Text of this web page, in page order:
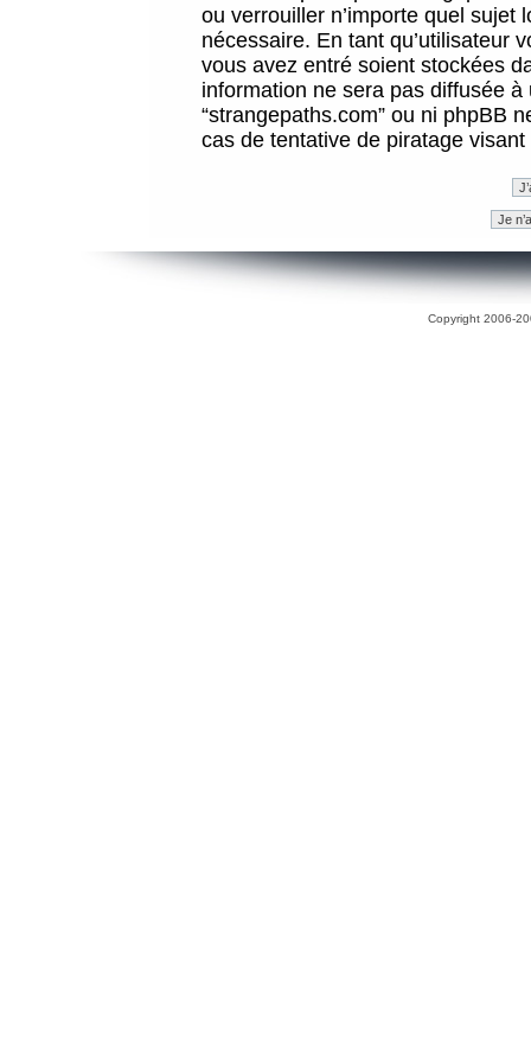
ou verrouiller n’importe quel sujet
nécessaire. En tant qu’utilisateur
vous avez entré soient stockées
information ne sera pas diffusée
“strangepaths.com” ou ni phpBB
cas de tentative de piratage
Copyright 2006-